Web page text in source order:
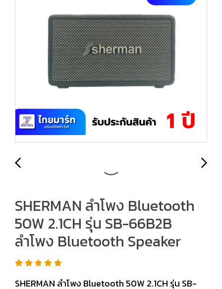
SHERMAN ลำโพง Bluetooth
50W 2.1CH รุ่น SB-66B2B
ลำโพง Bluetooth Speaker
SHERMAN ลำโพง Bluetooth 50W 2.1CH รุ่น SB-